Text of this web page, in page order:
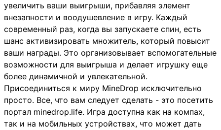
увеличить ваши выигрыши, прибавляя элемент
внезапности и воодушевление в игру. Каждый
современный раз, когда вы запускаете спин, есть
шанс активизировать множитель, который повысит
ваши награды. Это организовывает вспомогательные
возможности для выигрыша и делает игрушку еще
более динамичной и увлекательной.
Присоединиться к миру MineDrop исключительно
просто. Все, что вам следует сделать - это посетить
портал minedrop.life. Игра доступна как на компах,
так и на мобильных устройствах, что может дать